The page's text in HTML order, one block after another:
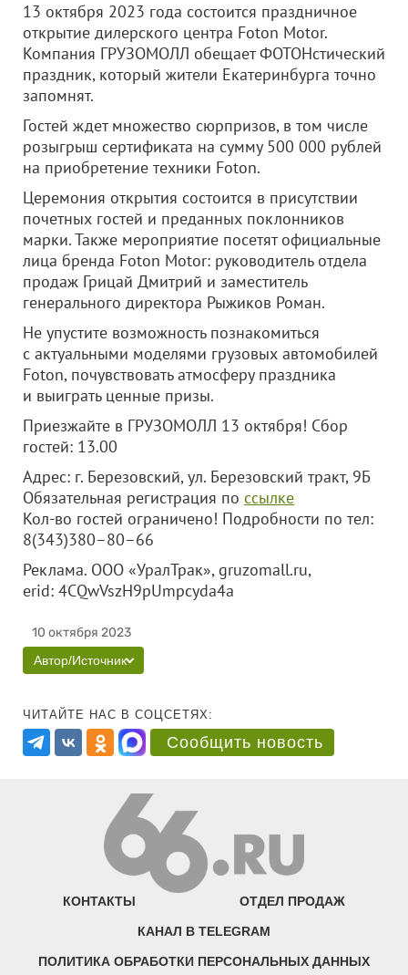
13 октября 2023 года состоится праздничное
открытие дилерского центра Foton Motor.
Компания ГРУЗОМОЛЛ обещает ФОТОНстический
праздник, который жители Екатеринбурга точно
запомнят.
Гостей ждет множество сюрпризов, в том числе
розыгрыш сертификата на сумму 500 000 рублей
на приобретение техники Foton.
Церемония открытия состоится в присутствии
почетных гостей и преданных поклонников
марки. Также мероприятие посетят официальные
лица бренда Foton Motor: руководитель отдела
продаж Грицай Дмитрий и заместитель
генерального директора Рыжиков Роман.
Не упустите возможность познакомиться
с актуальными моделями грузовых автомобилей
Foton, почувствовать атмосферу праздника
и выиграть ценные призы.
Приезжайте в ГРУЗОМОЛЛ 13 октября! Сбор
гостей: 13.00
Адрес: г. Березовский, ул. Березовский тракт, 9Б
Обязательная регистрация по ссылке
Кол-во гостей ограничено! Подробности по тел:
8(343)380–80–66
Реклама. ООО «УралТрак», gruzomall.ru,
erid: 4CQwVszH9pUmpcyda4a
10 октября 2023
Автор/Источник
ЧИТАЙТЕ НАС В СОЦСЕТЯХ:
Сообщить новость
КОНТАКТЫ ОТДЕЛ ПРОДАЖ
КАНАЛ В TELEGRAM
ПОЛИТИКА ОБРАБОТКИ ПЕРСОНАЛЬНЫХ ДАННЫХ